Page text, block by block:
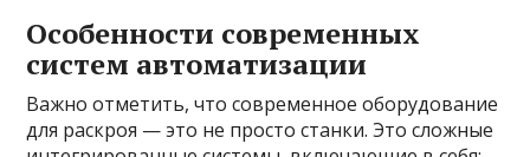
Особенности современных
систем автоматизации
Важно отметить, что современное оборудование
для раскроя — это не просто станки. Это сложные